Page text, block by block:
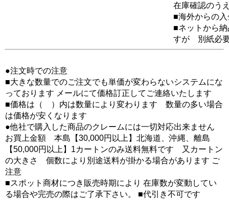
在庫確認のう
■海外からの
■ネットから
すが 別紙必
●注文時での注意
■大きな数量でのご注文でも単価が変わらないシステムにな
っております メールにて価格訂正してご連絡いたします
■価格は（ ）内は数量により変わります 数量の多い場合
は価格が安くなります
●他社で購入した商品のクレームには一切対応出来ません
お買上金額 本島【30,000円以上】北海道、沖縄、離島
【50,000円以上】1カートンのみ送料無料です 又カートン
の大きさ 個数により別途送料が掛かる場合があります ご
注意
■スポット商材につき販売時期により 在庫数が変動してい
る場合や完売の際はご了承下さい。 ■代引き不可です